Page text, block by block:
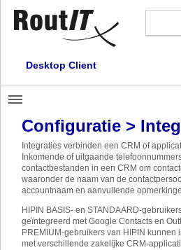
Desktop Client
Configuratie >
Integraties verbinden een CRM of
Inkomende of uitgaande
contactbestanden in een CRM om
waaronder de naam van de
accountnaam en aanvullende
HIPIN BASIS- en STANDAARD-
geïntegreerd met Google Contacts en
PREMIUM-gebruikers van HIPIN kunnen
met verschillende zakelijke CRM-